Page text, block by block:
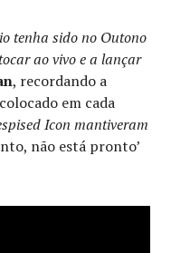
tenha sido no Outono
ao vivo e a lançar
, recordando a
em cada
Icon mantiveram
não está pronto’